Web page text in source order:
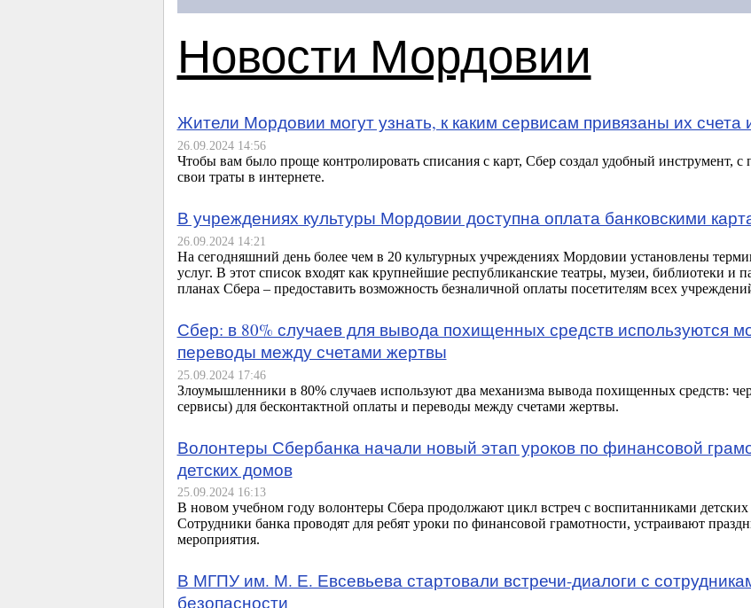
Новости Мордовии
Жители Мордовии могут узнать, к каким сервисам привязаны их счета
26.09.2024 14:56
Чтобы вам было проще контролировать списания с карт, Сбер создал удобный инструмент,
свои траты в интернете.
В учреждениях культуры Мордовии доступна оплата банковскими
26.09.2024 14:21
На сегодняшний день более чем в 20 культурных учреждениях Мордовии установлены
услуг. В этот список входят как крупнейшие республиканские театры, музеи, библиотеки и
планах Сбера – предоставить возможность безналичной оплаты посетителям всех
Сбер: в 80% случаев для вывода похищенных средств используются
переводы между счетами жертвы
25.09.2024 17:46
Злоумышленники в 80% случаев используют два механизма вывода похищенных средств:
сервисы) для бесконтактной оплаты и переводы между счетами жертвы.
Волонтеры Сбербанка начали новый этап уроков по финансовой
детских домов
25.09.2024 16:13
В новом учебном году волонтеры Сбера продолжают цикл встреч с воспитанниками
Сотрудники банка проводят для ребят уроки по финансовой грамотности, устраивают
мероприятия.
В МГПУ им. М. Е. Евсевьева стартовали встречи-диалоги с
безопасности